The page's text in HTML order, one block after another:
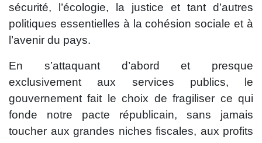
sécurité, l’écologie, la justice et tant d’autres
politiques essentielles à la cohésion sociale et à
l’avenir du pays.
En s’attaquant d’abord et presque
exclusivement aux services publics, le
gouvernement fait le choix de fragiliser ce qui
fonde notre pacte républicain, sans jamais
toucher aux grandes niches fiscales, aux profits